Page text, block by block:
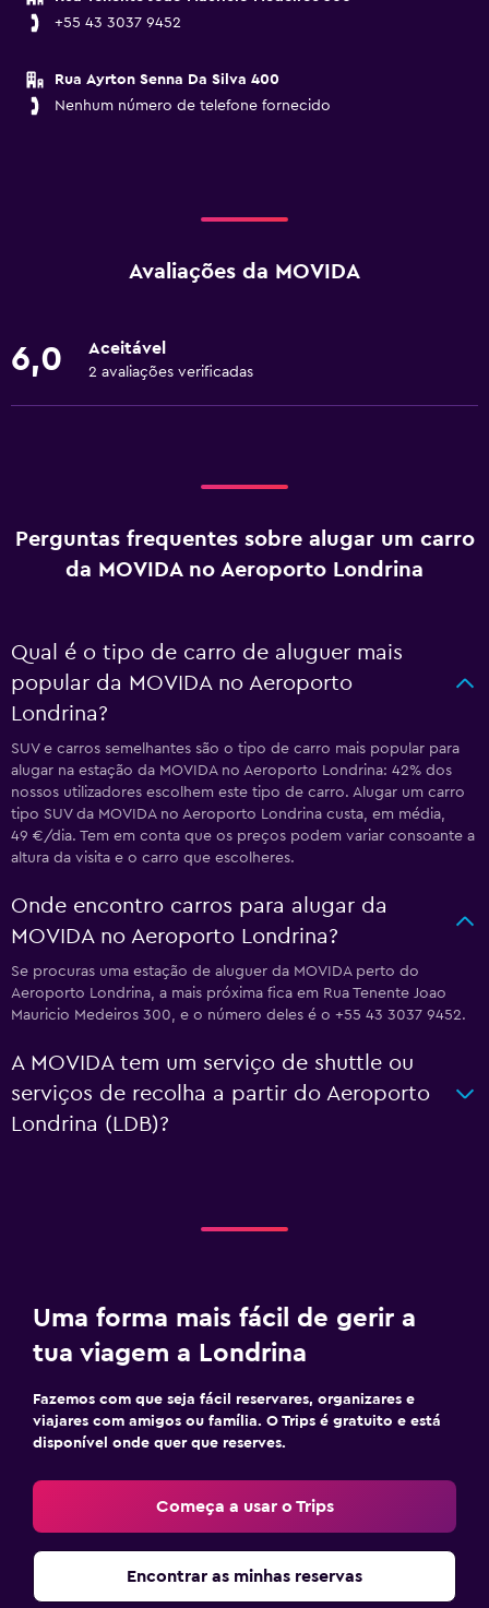
+55 43 3037 9452
Rua Ayrton Senna Da Silva 400
Nenhum número de telefone fornecido
Avaliações da MOVIDA
6,0 Aceitável
2 avaliações verificadas
Perguntas frequentes sobre alugar um carro
da MOVIDA no Aeroporto Londrina
Qual é o tipo de carro de aluguer mais
popular da MOVIDA no Aeroporto
Londrina?
SUV e carros semelhantes são o tipo de carro mais popular para
alugar na estação da MOVIDA no Aeroporto Londrina: 42% dos
nossos utilizadores escolhem este tipo de carro. Alugar um carro
tipo SUV da MOVIDA no Aeroporto Londrina custa, em média,
49 €/dia. Tem em conta que os preços podem variar consoante a
altura da visita e o carro que escolheres.
Onde encontro carros para alugar da
MOVIDA no Aeroporto Londrina?
Se procuras uma estação de aluguer da MOVIDA perto do
Aeroporto Londrina, a mais próxima fica em Rua Tenente Joao
Mauricio Medeiros 300, e o número deles é o +55 43 3037 9452.
A MOVIDA tem um serviço de shuttle ou
serviços de recolha a partir do Aeroporto
Londrina (LDB)?
Uma forma mais fácil de gerir a
tua viagem a Londrina
Fazemos com que seja fácil reservares, organizares e
viajares com amigos ou família. O Trips é gratuito e está
disponível onde quer que reserves.
Começa a usar o Trips
Encontrar as minhas reservas